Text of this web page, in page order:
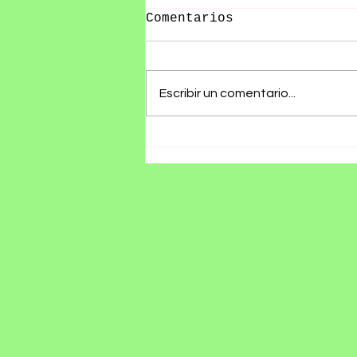
Comentarios
Escribir un comentario...